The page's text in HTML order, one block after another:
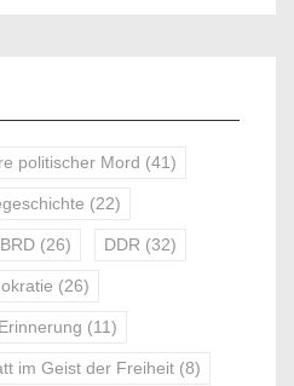
politischer Mord (41)
(22)
BRD (26) DDR (32)
(26)
Erinnerung (11)
im Geist der Freiheit (8)